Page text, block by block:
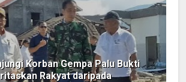
Korban Gempa Palu Bukti
Rakyat daripada